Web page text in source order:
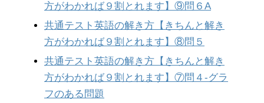
方がわかれば９割とれます】⑨問６A
共通テスト英語の解き方【きちんと解き
方がわかれば９割とれます】⑧問５
共通テスト英語の解き方【きちんと解き
方がわかれば９割とれます】⑦問４-グラ
フのある問題